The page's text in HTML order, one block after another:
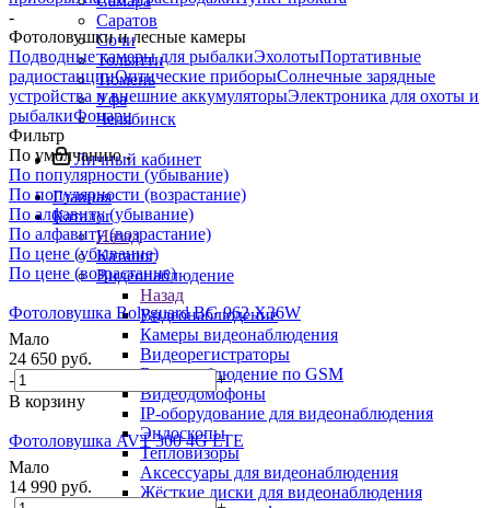
Саратов
Сочи
Тольятти
Тюмень
Уфа
Челябинск
Личный кабинет
Главная
Каталог
Назад
Каталог
Видеонаблюдение
Назад
Видеонаблюдение
Камеры видеонаблюдения
Видеорегистраторы
Видеонаблюдение по GSM
Видеодомофоны
IP-оборудование для видеонаблюдения
Эндоскопы
Тепловизоры
Аксессуары для видеонаблюдения
Жёсткие диски для видеонаблюдения
-
Фотоловушки и лесные камеры
Подводные камеры для рыбалкиЭхолотыПортативные
радиостанцииОптические приборыСолнечные зарядные
устройства и внешние аккумуляторыЭлектроника для охоты и
рыбалкиФонари
Фильтр
По умолчанию
По популярности (убывание)
По популярности (возрастание)
По алфавиту (убывание)
По алфавиту (возрастание)
По цене (убывание)
По цене (возрастание)
Фотоловушка Bolyguard BG 962 X36W
Мало
24 650 руб.
-
+
В корзину
Фотоловушка AVT 300 4G LTE
Мало
14 990 руб.